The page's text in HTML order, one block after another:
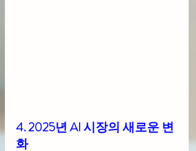
4. 2025년 AI 시장의 새로운 변
화